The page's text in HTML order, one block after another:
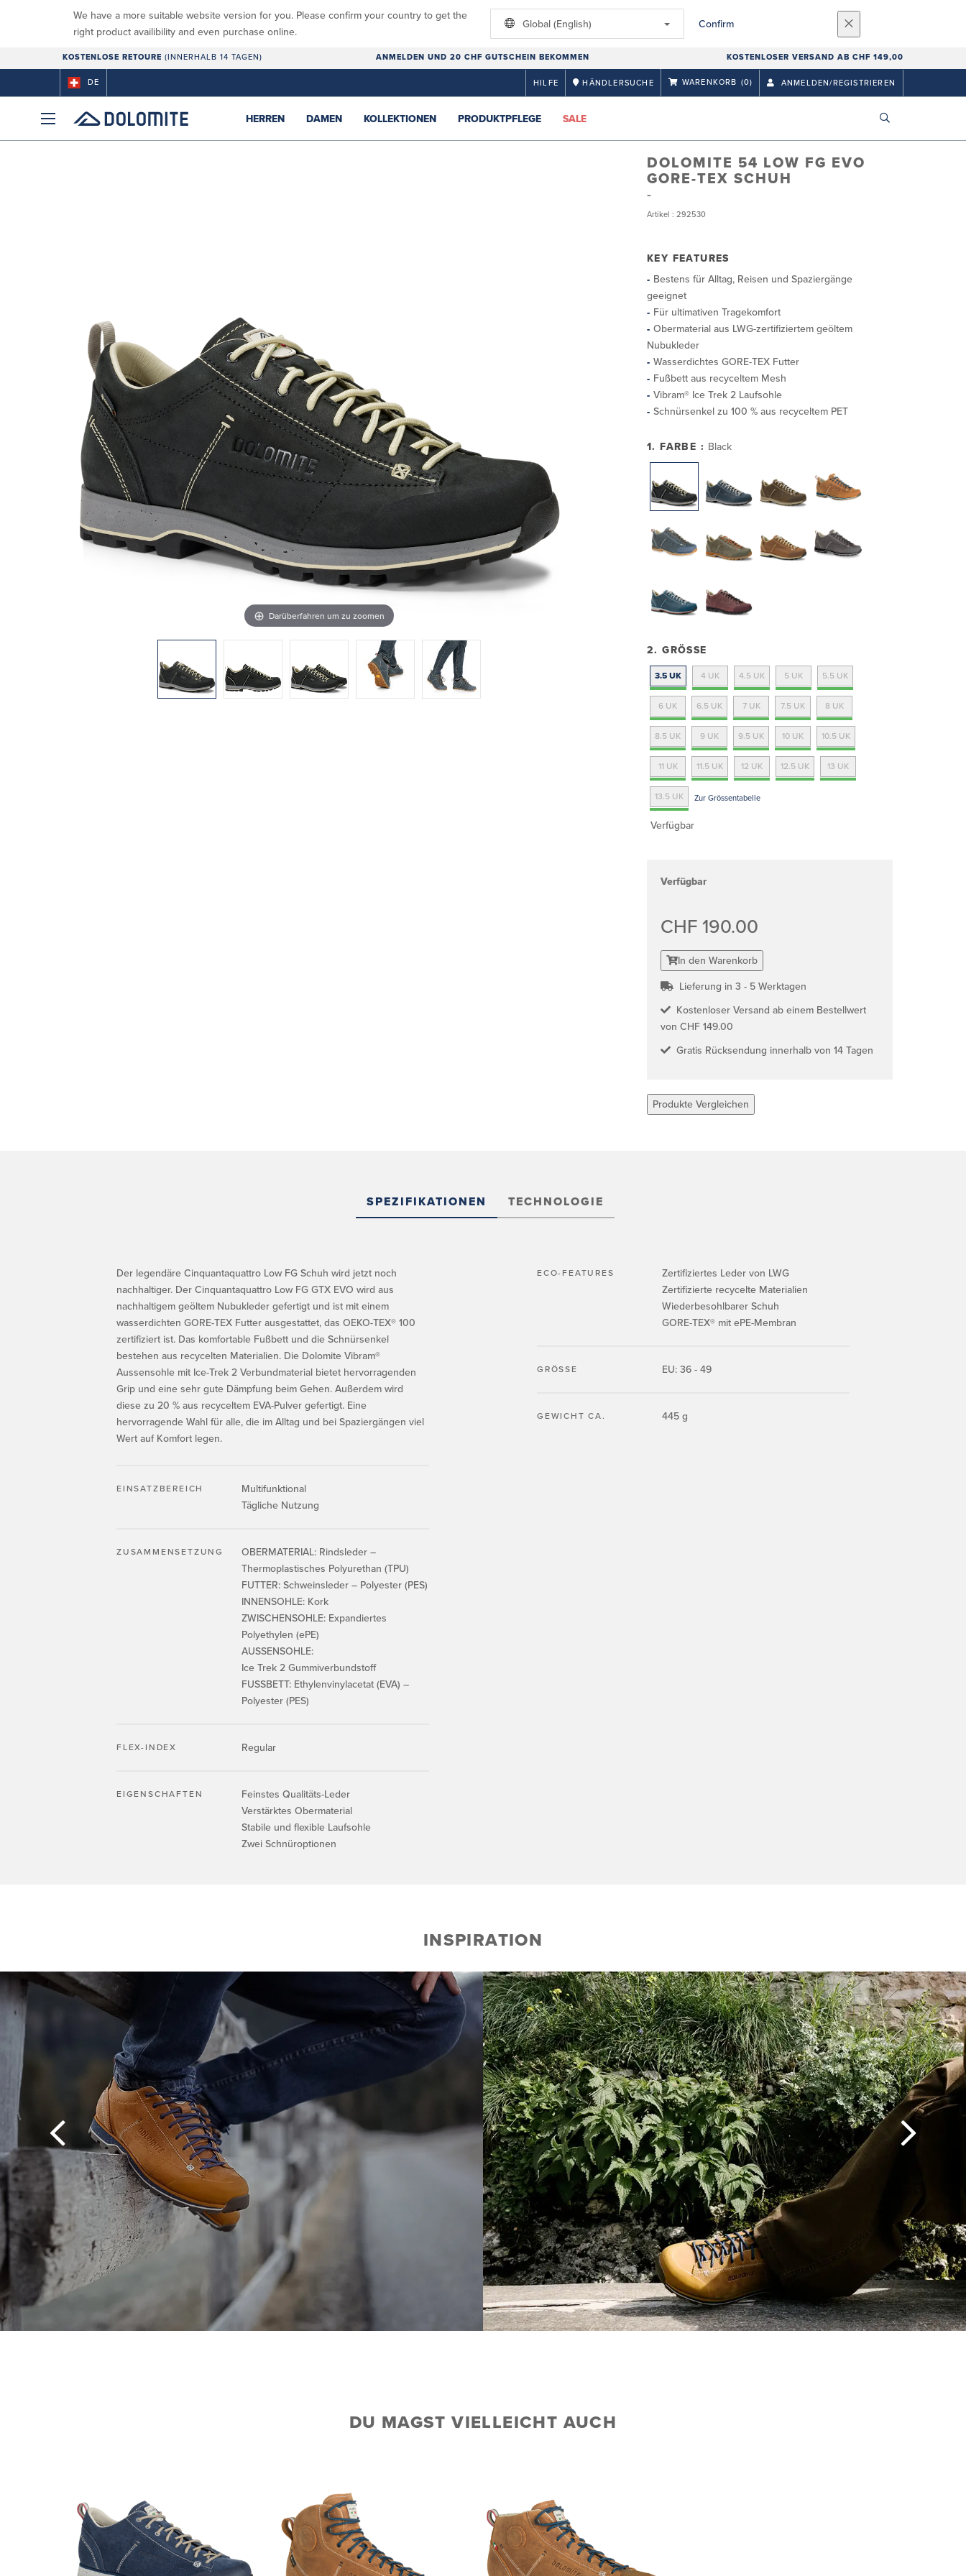
We have a more suitable website version for you. Please confirm your country to get the
right product availibility and even purchase online.
Global (English) Confirm
KOSTENLOSE RETOURE (INNERHALB 14 TAGEN) ANMELDEN UND 20 CHF GUTSCHEIN BEKOMMEN KOSTENLOSER VERSAND AB CHF 149,00
DE HILFE HÄNDLERSUCHE WARENKORB (0) ANMELDEN/REGISTRIEREN
HERREN DAMEN KOLLEKTIONEN PRODUKTPFLEGE SALE
DOLOMITE 54 LOW FG EVO
GORE-TEX SCHUH
Artikel : 292530
Darüberfahren um zu zoomen
KEY FEATURES
Bestens für Alltag, Reisen und Spaziergänge
geeignet
Für ultimativen Tragekomfort
Obermaterial aus LWG-zertifiziertem geöltem
Nubukleder
Wasserdichtes GORE-TEX Futter
Fußbett aus recyceltem Mesh
Vibram® Ice Trek 2 Laufsohle
Schnürsenkel zu 100 % aus recyceltem PET
1. FARBE : Black
2. GRÖSSE
3.5 UK 4 UK 4.5 UK 5 UK 5.5 UK
6 UK 6.5 UK 7 UK 7.5 UK 8 UK
8.5 UK 9 UK 9.5 UK 10 UK 10.5 UK
11 UK 11.5 UK 12 UK 12.5 UK 13 UK
13.5 UK Zur Grössentabelle
Verfügbar
Verfügbar
CHF 190.00
In den Warenkorb
Lieferung in 3 - 5 Werktagen
Kostenloser Versand ab einem Bestellwert
von CHF 149.00
Gratis Rücksendung innerhalb von 14 Tagen
Produkte Vergleichen
SPEZIFIKATIONEN TECHNOLOGIE
Der legendäre Cinquantaquattro Low FG Schuh wird jetzt noch
nachhaltiger. Der Cinquantaquattro Low FG GTX EVO wird aus
nachhaltigem geöltem Nubukleder gefertigt und ist mit einem
wasserdichten GORE-TEX Futter ausgestattet, das OEKO-TEX® 100
zertifiziert ist. Das komfortable Fußbett und die Schnürsenkel
bestehen aus recycelten Materialien. Die Dolomite Vibram®
Aussensohle mit Ice-Trek 2 Verbundmaterial bietet hervorragenden
Grip und eine sehr gute Dämpfung beim Gehen. Außerdem wird
diese zu 20 % aus recyceltem EVA-Pulver gefertigt. Eine
hervorragende Wahl für alle, die im Alltag und bei Spaziergängen viel
Wert auf Komfort legen.
EINSATZBEREICH
Multifunktional
Tägliche Nutzung
ZUSAMMENSETZUNG
OBERMATERIAL: Rindsleder –
Thermoplastisches Polyurethan (TPU)
FUTTER: Schweinsleder – Polyester (PES)
INNENSOHLE: Kork
ZWISCHENSOHLE: Expandiertes
Polyethylen (ePE)
AUSSENSOHLE:
Ice Trek 2 Gummiverbundstoff
FUSSBETT: Ethylenvinylacetat (EVA) –
Polyester (PES)
FLEX-INDEX Regular
EIGENSCHAFTEN
Feinstes Qualitäts-Leder
Verstärktes Obermaterial
Stabile und flexible Laufsohle
Zwei Schnüroptionen
ECO-FEATURES
Zertifiziertes Leder von LWG
Zertifizierte recycelte Materialien
Wiederbesohlbarer Schuh
GORE-TEX® mit ePE-Membran
GRÖSSE EU: 36 - 49
GEWICHT CA. 445 g
INSPIRATION
DU MAGST VIELLEICHT AUCH